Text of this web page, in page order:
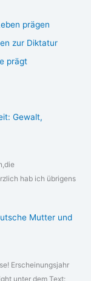
prägen
zur Diktatur
prägt
Gewalt,
hab ich übrigens
Mutter und
Erscheinungsjahr
unter dem Text: